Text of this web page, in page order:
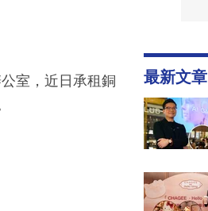
室，近日承租銅
最新文章